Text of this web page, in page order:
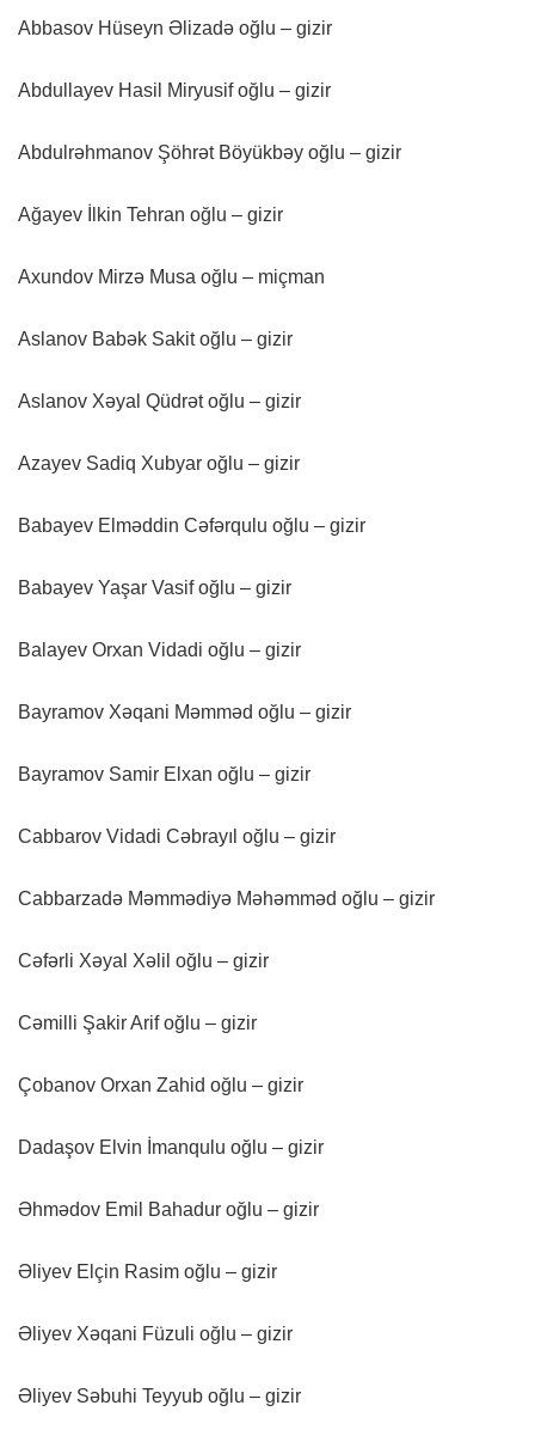
Abbasov Hüseyn Əlizadə oğlu – gizir
Abdullayev Hasil Miryusif oğlu – gizir
Abdulrəhmanov Şöhrət Böyükbəy oğlu – gizir
Ağayev İlkin Tehran oğlu – gizir
Axundov Mirzə Musa oğlu – miçman
Aslanov Babək Sakit oğlu – gizir
Aslanov Xəyal Qüdrət oğlu – gizir
Azayev Sadiq Xubyar oğlu – gizir
Babayev Elməddin Cəfərqulu oğlu – gizir
Babayev Yaşar Vasif oğlu – gizir
Balayev Orxan Vidadi oğlu – gizir
Bayramov Xəqani Məmməd oğlu – gizir
Bayramov Samir Elxan oğlu – gizir
Cabbarov Vidadi Cəbrayıl oğlu – gizir
Cabbarzadə Məmmədiyə Məhəmməd oğlu – gizir
Cəfərli Xəyal Xəlil oğlu – gizir
Cəmilli Şakir Arif oğlu – gizir
Çobanov Orxan Zahid oğlu – gizir
Dadaşov Elvin İmanqulu oğlu – gizir
Əhmədov Emil Bahadur oğlu – gizir
Əliyev Elçin Rasim oğlu – gizir
Əliyev Xəqani Füzuli oğlu – gizir
Əliyev Səbuhi Teyyub oğlu – gizir